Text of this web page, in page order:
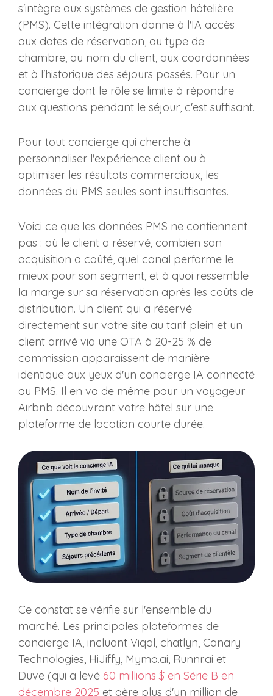
s'intègre aux systèmes de gestion hôtelière
(PMS). Cette intégration donne à l'IA accès
aux dates de réservation, au type de
chambre, au nom du client, aux coordonnées
et à l'historique des séjours passés. Pour un
concierge dont le rôle se limite à répondre
aux questions pendant le séjour, c'est suffisant.
Pour tout concierge qui cherche à
personnaliser l'expérience client ou à
optimiser les résultats commerciaux, les
données du PMS seules sont insuffisantes.
Voici ce que les données PMS ne contiennent
pas : où le client a réservé, combien son
acquisition a coûté, quel canal performe le
mieux pour son segment, et à quoi ressemble
la marge sur sa réservation après les coûts de
distribution. Un client qui a réservé
directement sur votre site au tarif plein et un
client arrivé via une OTA à 20-25 % de
commission apparaissent de manière
identique aux yeux d'un concierge IA connecté
au PMS. Il en va de même pour un voyageur
Airbnb découvrant votre hôtel sur une
plateforme de location courte durée.
Ce constat se vérifie sur l'ensemble du
marché. Les principales plateformes de
concierge IA, incluant Viqal, chatlyn, Canary
Technologies, HiJiffy, Myma.ai, Runnr.ai et
Duve (qui a levé 60 millions $ en Série B en
décembre 2025 et gère plus d'un million de